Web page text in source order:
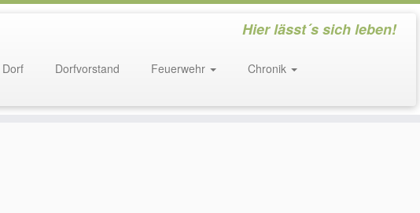
Hier lässt´s sich leben!
Dorfvorstand Feuerwehr
Chronik